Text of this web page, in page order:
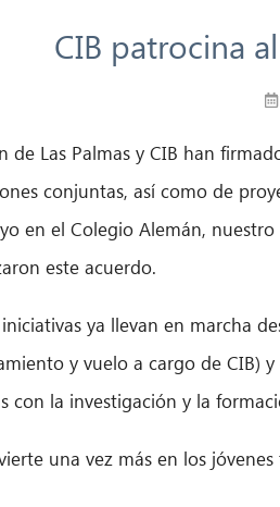
CIB patrocina
de Las Palmas y CIB han
conjuntas, así como de
en el Colegio Alemán,
este acuerdo.
ya llevan en marcha
y vuelo a cargo de CIB)
con la investigación y la
una vez más en los